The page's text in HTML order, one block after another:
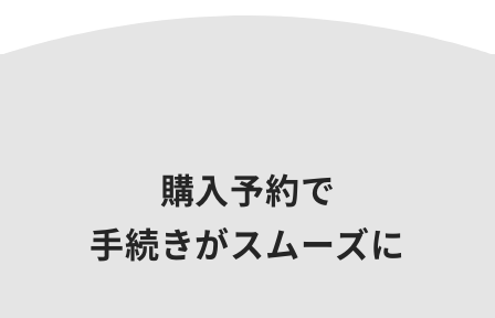
購入予約で
手続きがスムーズに